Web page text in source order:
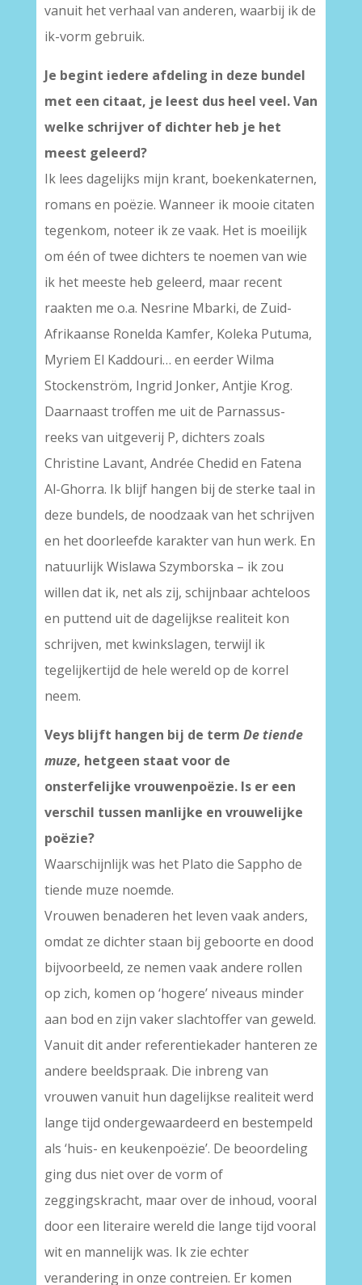
vanuit het verhaal van anderen, waarbij ik de
ik-vorm gebruik.
Je begint iedere afdeling in deze bundel
met een citaat, je leest dus heel veel. Van
welke schrijver of dichter heb je het
meest geleerd?
Ik lees dagelijks mijn krant, boekenkaternen,
romans en poëzie. Wanneer ik mooie citaten
tegenkom, noteer ik ze vaak. Het is moeilijk
om één of twee dichters te noemen van wie
ik het meeste heb geleerd, maar recent
raakten me o.a. Nesrine Mbarki, de Zuid-
Afrikaanse Ronelda Kamfer, Koleka Putuma,
Myriem El Kaddouri… en eerder Wilma
Stockenström, Ingrid Jonker, Antjie Krog.
Daarnaast troffen me uit de Parnassus-
reeks van uitgeverij P, dichters zoals
Christine Lavant, Andrée Chedid en Fatena
Al-Ghorra. Ik blijf hangen bij de sterke taal in
deze bundels, de noodzaak van het schrijven
en het doorleefde karakter van hun werk. En
natuurlijk Wislawa Szymborska – ik zou
willen dat ik, net als zij, schijnbaar achteloos
en puttend uit de dagelijkse realiteit kon
schrijven, met kwinkslagen, terwijl ik
tegelijkertijd de hele wereld op de korrel
neem.
Veys blijft hangen bij de term De tiende
muze, hetgeen staat voor de
onsterfelijke vrouwenpoëzie. Is er een
verschil tussen manlijke en vrouwelijke
poëzie?
Waarschijnlijk was het Plato die Sappho de
tiende muze noemde.
Vrouwen benaderen het leven vaak anders,
omdat ze dichter staan bij geboorte en dood
bijvoorbeeld, ze nemen vaak andere rollen
op zich, komen op ‘hogere’ niveaus minder
aan bod en zijn vaker slachtoffer van geweld.
Vanuit dit ander referentiekader hanteren ze
andere beeldspraak. Die inbreng van
vrouwen vanuit hun dagelijkse realiteit werd
lange tijd ondergewaardeerd en bestempeld
als ‘huis- en keukenpoëzie’. De beoordeling
ging dus niet over de vorm of
zeggingskracht, maar over de inhoud, vooral
door een literaire wereld die lange tijd vooral
wit en mannelijk was. Ik zie echter
verandering in onze contreien. Er komen